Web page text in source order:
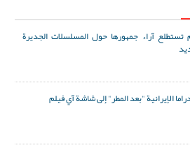
تستطلع آراء جمهورها حول المسلسلات الجديرة
الإيرانية "بعد المطر" إلى شاشة آي فيلم